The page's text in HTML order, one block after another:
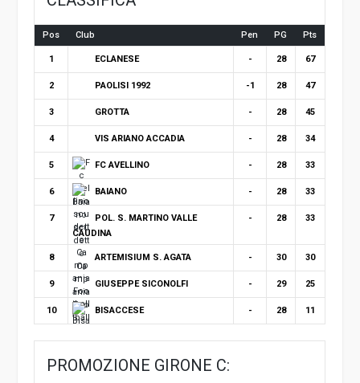
Pos Club Pen PG Pts
1 ECLANESE - 28 67
2 PAOLISI 1992 -1 28 47
3 GROTTA - 28 45
4 VIS ARIANO ACCADIA - 28 34
5 FC AVELLINO - 28 33
6 BAIANO - 28 33
7
POL. S. MARTINO VALLE
CAUDINA
- 28 33
8 ARTEMISIUM S. AGATA - 30 30
9 GIUSEPPE SICONOLFI - 29 25
10 BISACCESE - 28 11
PROMOZIONE GIRONE C: